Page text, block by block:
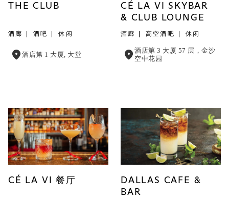
THE CLUB
酒廊 酒吧 休闲
酒店第 1 大厦, 大堂
CÉ LA VI SKYBAR
& CLUB LOUNGE
酒廊 高空酒吧 休闲
酒店第 3 大厦 57 层，金沙
空中花园
CÉ LA VI 餐厅
DALLAS CAFE &
BAR